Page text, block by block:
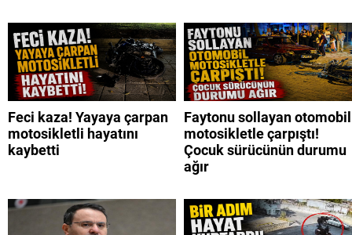
Feci kaza! Yayaya çarpan
motosikletli hayatını
kaybetti
Faytonu sollayan otomobil
motosikletle çarpıştı!
Çocuk sürücünün durumu
ağır